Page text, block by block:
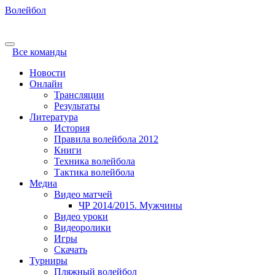
Волейбол
Все команды
Новости
Онлайн
Трансляции
Результаты
Литература
История
Правила волейбола 2012
Книги
Техника волейбола
Тактика волейбола
Медиа
Видео матчей
ЧР 2014/2015. Мужчины
Видео уроки
Видеоролики
Игры
Скачать
Турниры
Пляжный волейбол